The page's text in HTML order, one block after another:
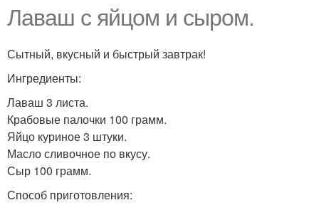
Лаваш с яйцом и сыром.
Сытный, вкусный и быстрый завтрак!
Ингредиенты:
Лаваш 3 листа.
Крабовые палочки 100 грамм.
Яйцо куриное 3 штуки.
Масло сливочное по вкусу.
Сыр 100 грамм.
Способ приготовления: